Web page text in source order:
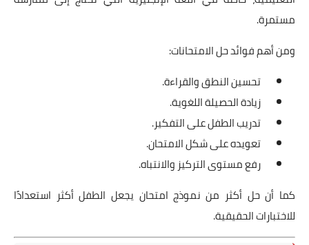
مستمرة.
ومن أهم فوائد حل الامتحانات:
تحسين النطق والقراءة.
زيادة الحصيلة اللغوية.
تدريب الطفل على التفكير.
تعويده على شكل الامتحان.
رفع مستوى التركيز والانتباه.
كما أن حل أكثر من نموذج امتحان يجعل الطفل أكثر استعدادًا
للاختبارات الحقيقية.